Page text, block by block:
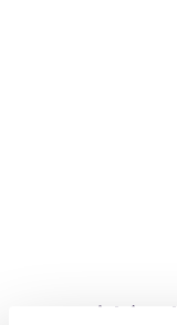
Romantický